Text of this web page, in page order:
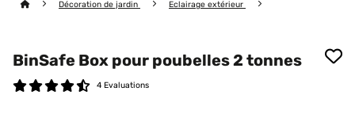
Décoration de jardin Eclairage extérieur
BinSafe Box pour poubelles 2 tonnes
4 Evaluations